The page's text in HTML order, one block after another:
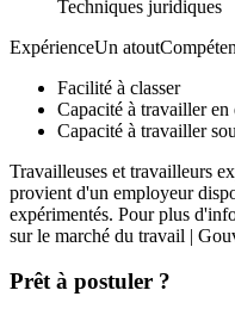
Techniques juridiques
ExpérienceUn
Facilité à classer
Capacité à travailler en
Capacité à travailler
Travailleuses et travailleurs
provient d'un employeur
expérimentés. Pour plus
sur le marché du travail |
Prêt à postuler ?